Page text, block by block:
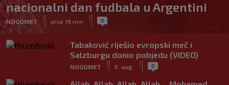
nacionalni dan fudbala u Argentini
NOGOMET
|
prije 19 min
| 0
Tabaković riješio evropski meč i
Salzburgu donio pobjedu (VIDEO)
NOGOMET
|
6. aug.
| 0